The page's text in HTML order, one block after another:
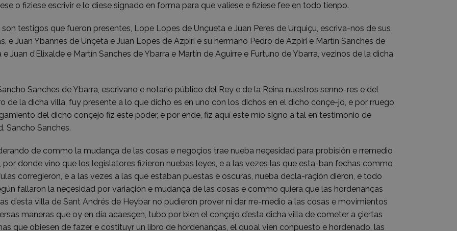
o fiziese escrivir e lo diese signado en forma para que valiese e fiziese fee en todo tienpo.
son testigos que fueron presentes, Lope Lopes de Unçueta e Juan Peres de Urquiçu, escriva-nos de sus
e Juan Ybannes de Unçeta e Juan Lopes de Azpiri e su hermano Pedro de Azpiri e Martín Sanches de
e Juan d’Elixalde e Martín Sanches de Ybarra e Martín de Aguirre e Furtuno de Ybarra, vezinos de la dicha
Sanches de Ybarra, escrivano e notario público del Rey e de la Reina nuestros senno-res e del
de la dicha villa, fuy presente a lo que dicho es en uno con los dichos en el dicho conçe-jo, e por rruego
del dicho conçejo fiz este poder, e por ende, fiz aquí este mío signo a tal en testimonio de
Sancho Sanches.
de commo la mudança de las cosas e negoçios trae nueba neçesidad para probisión e rremedio
por donde vino que los legislatores fizieron nuebas leyes, e a las vezes las que esta-ban fechas commo
corregieron, e a las vezes a las que estaban puestas e oscuras, nueba decla-raçión dieron, e todo
fallaron la neçesidad por variaçión e mudança de las cosas e commo quiera que las hordenanças
d’esta villa de Sant Andrés de Heybar no pudieron prover ni dar rre-medio a las cosas e movimientos
maneras que oy en día acaesçen, tubo por bien el conçejo d’esta dicha villa de cometer a çiertas
que obiesen de fazer e costituyr un libro de hordenanças, el quoal vien conpuesto e hordenado, las